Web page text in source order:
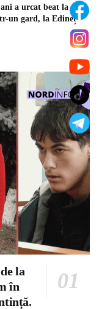
a urcat beat la
un gard, la Edineț
la
în